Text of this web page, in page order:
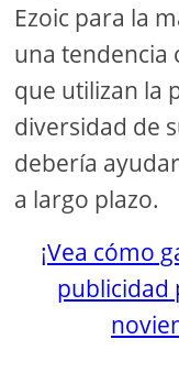
Ezoic para la
una tendencia
que utilizan la
diversidad de
debería
a largo plazo.
¡Vea cómo
publicidad